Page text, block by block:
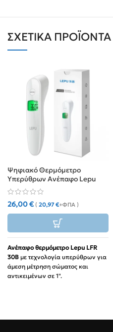
ΣΧΕΤΙΚΆ ΠΡΟΪΌΝΤΑ
Ψηφιακό Θερμόμετρο
Υπερύθρων Ανέπαφο Lepu
LFR 30B
26,00€ ( 20,97€+ΦΠΑ )
Ανέπαφο θερμόμετρο Lepu LFR
30B με τεχνολογία υπερύθρων για
άμεση μέτρηση σώματος και
αντικειμένων σε 1".
ειδοποίηση πυρετού.